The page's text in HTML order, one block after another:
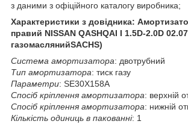
з даними з офіційного каталогу виробника;
Характеристики з довідника:
правий NISSAN QASHQAI I 1.5D-2.0D
газомаслянийSACHS)
Система амортизатора: двотрубний
Тип амортизатора: тиск газу
Параметри: SE30X158A
Спосіб кріплення амортизатора: верхній
Спосіб кріплення амортизатора: нижній
Кількість одиниць в пакованні: 1